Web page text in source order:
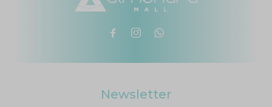
  
Newsletter